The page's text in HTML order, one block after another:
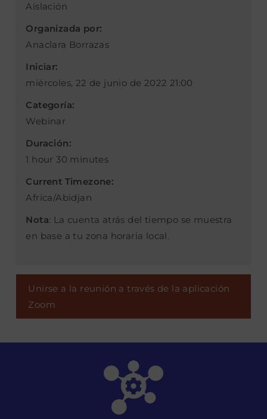
Aislación
Organizada por:
Anaclara Borrazas
Iniciar:
miércoles, 22 de junio de 2022 21:00
Categoría:
Webinar
Duración:
1 hour 30 minutes
Current Timezone:
Africa/Abidjan
Nota: La cuenta atrás del tiempo se muestra
en base a tu zona horaria local.
Unirse a la reunión a través de la aplicación
Zoom